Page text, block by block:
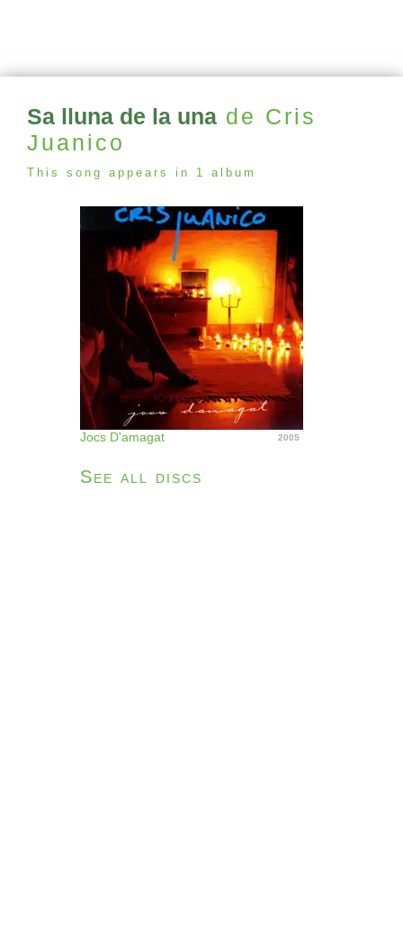
Sa lluna de la una de Cris
Juanico
This song appears in 1 album
Jocs D'amagat 2005
See all discs